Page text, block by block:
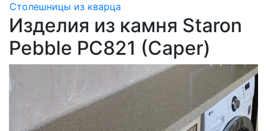
Столешницы из кварца
Изделия из камня Staron
Pebble PC821 (Caper)